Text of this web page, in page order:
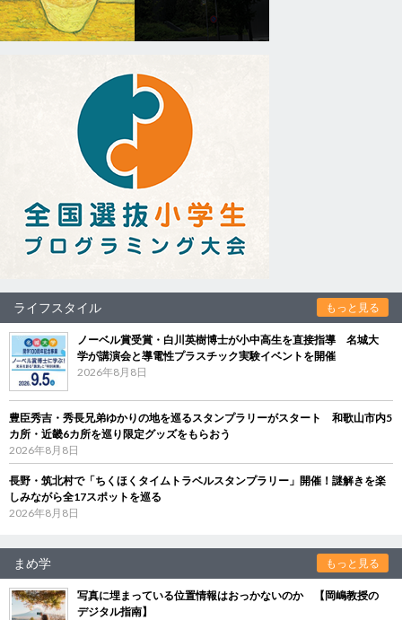
ライフスタイル もっと見る
ノーベル賞受賞・白川英樹博士が小中高生を直接指導 名城大
学が講演会と導電性プラスチック実験イベントを開催
2026年8月8日
豊臣秀吉・秀長兄弟ゆかりの地を巡るスタンプラリーがスタート 和歌山市内5
カ所・近畿6カ所を巡り限定グッズをもらおう
2026年8月8日
長野・筑北村で「ちくほくタイムトラベルスタンプラリー」開催！謎解きを楽
しみながら全17スポットを巡る
2026年8月8日
まめ学 もっと見る
写真に埋まっている位置情報はおっかないのか 【岡嶋教授の
デジタル指南】